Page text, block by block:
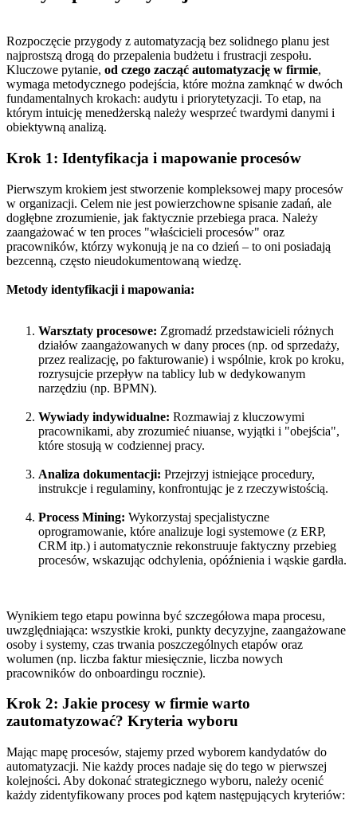
Rozpoczęcie przygody z automatyzacją bez solidnego planu jest
najprostszą drogą do przepalenia budżetu i frustracji zespołu.
Kluczowe pytanie, od czego zacząć automatyzację w firmie,
wymaga metodycznego podejścia, które można zamknąć w dwóch
fundamentalnych krokach: audytu i priorytetyzacji. To etap, na
którym intuicję menedżerską należy wesprzeć twardymi danymi i
obiektywną analizą.
Krok 1: Identyfikacja i mapowanie procesów
Pierwszym krokiem jest stworzenie kompleksowej mapy procesów
w organizacji. Celem nie jest powierzchowne spisanie zadań, ale
dogłębne zrozumienie, jak faktycznie przebiega praca. Należy
zaangażować w ten proces "właścicieli procesów" oraz
pracowników, którzy wykonują je na co dzień – to oni posiadają
bezcenną, często nieudokumentowaną wiedzę.
Metody identyfikacji i mapowania:
Warsztaty procesowe: Zgromadź przedstawicieli różnych
działów zaangażowanych w dany proces (np. od sprzedaży,
przez realizację, po fakturowanie) i wspólnie, krok po kroku,
rozrysujcie przepływ na tablicy lub w dedykowanym
narzędziu (np. BPMN).
Wywiady indywidualne: Rozmawiaj z kluczowymi
pracownikami, aby zrozumieć niuanse, wyjątki i "obejścia",
które stosują w codziennej pracy.
Analiza dokumentacji: Przejrzyj istniejące procedury,
instrukcje i regulaminy, konfrontując je z rzeczywistością.
Process Mining: Wykorzystaj specjalistyczne
oprogramowanie, które analizuje logi systemowe (z ERP,
CRM itp.) i automatycznie rekonstruuje faktyczny przebieg
procesów, wskazując odchylenia, opóźnienia i wąskie gardła.
Wynikiem tego etapu powinna być szczegółowa mapa procesu,
uwzględniająca: wszystkie kroki, punkty decyzyjne, zaangażowane
osoby i systemy, czas trwania poszczególnych etapów oraz
wolumen (np. liczba faktur miesięcznie, liczba nowych
pracowników do onboardingu rocznie).
Krok 2: Jakie procesy w firmie warto
zautomatyzować? Kryteria wyboru
Mając mapę procesów, stajemy przed wyborem kandydatów do
automatyzacji. Nie każdy proces nadaje się do tego w pierwszej
kolejności. Aby dokonać strategicznego wyboru, należy ocenić
każdy zidentyfikowany proces pod kątem następujących kryteriów: